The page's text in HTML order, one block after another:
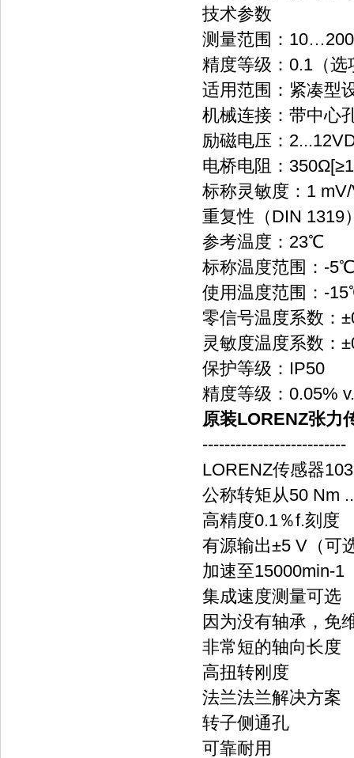
技术参数
测量范围：
精度等级：0.1（选
适用范围：紧凑型
机械连接：带中心
励磁电压：
电桥电阻：
标称灵敏度：1
重复性（DIN 1319
参考温度：23℃
标称温度范围：-
使用温度范围：-
零信号温度系数：
灵敏度温度系数：
保护等级：IP50
精度等级：0.05%
原装LORENZ张力
--------------------------
LORENZ传感器
公称转矩从50 Nm
高精度0.1％f.刻度
有源输出±5 V（可
加速至15000min-1
集成速度测量可选
因为没有轴承，免
非常短的轴向长度
高扭转刚度
法兰法兰解决方案
转子侧通孔
可靠耐用